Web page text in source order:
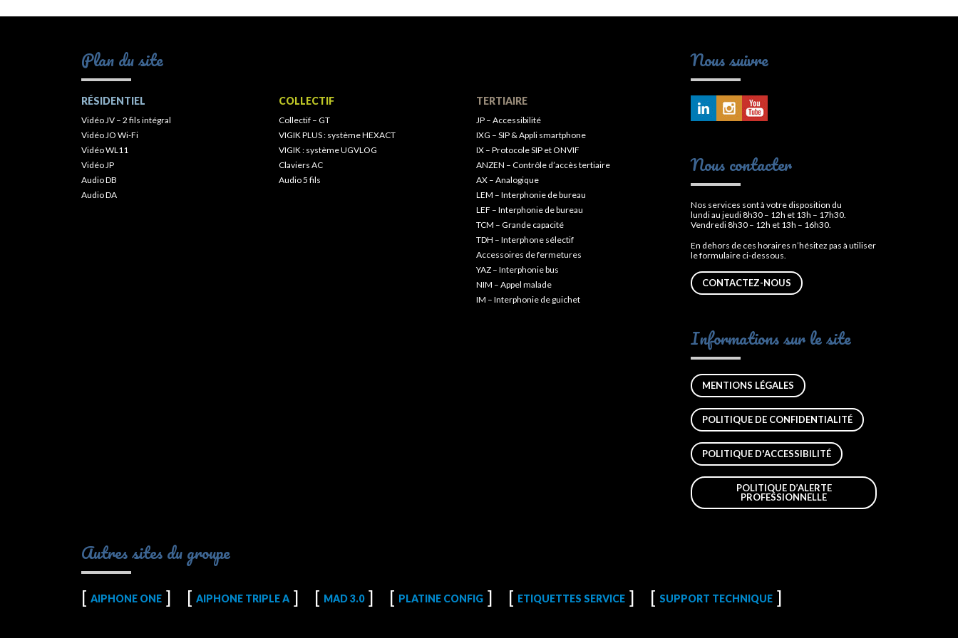
Plan du site
RÉSIDENTIEL
Vidéo JV – 2 fils intégral
Vidéo JO Wi-Fi
Vidéo WL11
Vidéo JP
Audio DB
Audio DA
COLLECTIF
Collectif – GT
VIGIK PLUS : système HEXACT
VIGIK : système UGVLOG
Claviers AC
Audio 5 fils
TERTIAIRE
JP – Accessibilité
IXG – SIP & Appli smartphone
IX – Protocole SIP et ONVIF
ANZEN – Contrôle d’accès tertiaire
AX – Analogique
LEM – Interphonie de bureau
LEF – Interphonie de bureau
TCM – Grande capacité
TDH – Interphone sélectif
Accessoires de fermetures
YAZ – Interphonie bus
NIM – Appel malade
IM – Interphonie de guichet
Nous suivre
Nous contacter
Nos services sont à votre disposition du
lundi au jeudi 8h30 – 12h et 13h – 17h30.
Vendredi 8h30 – 12h et 13h – 16h30.
En dehors de ces horaires n’hésitez pas à utiliser
le formulaire ci-dessous.
CONTACTEZ-NOUS
Informations sur le site
MENTIONS LÉGALES
POLITIQUE DE CONFIDENTIALITÉ
POLITIQUE D'ACCESSIBILITÉ
POLITIQUE D’ALERTE
PROFESSIONNELLE
Autres sites du groupe
AIPHONE ONE AIPHONE TRIPLE A MAD 3.0 PLATINE CONFIG ETIQUETTES SERVICE SUPPORT TECHNIQUE